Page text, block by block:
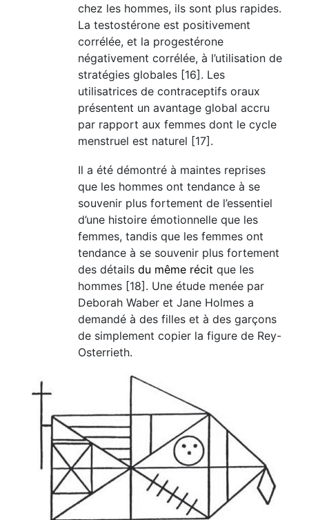
chez les hommes, ils sont plus rapides.
La testostérone est positivement
corrélée, et la progestérone
négativement corrélée, à l’utilisation de
stratégies globales [16]. Les
utilisatrices de contraceptifs oraux
présentent un avantage global accru
par rapport aux femmes dont le cycle
menstruel est naturel [17].
Il a été démontré à maintes reprises
que les hommes ont tendance à se
souvenir plus fortement de l’essentiel
d’une histoire émotionnelle que les
femmes, tandis que les femmes ont
tendance à se souvenir plus fortement
des détails du même récit que les
hommes [18]. Une étude menée par
Deborah Waber et Jane Holmes a
demandé à des filles et à des garçons
de simplement copier la figure de Rey-
Osterrieth.